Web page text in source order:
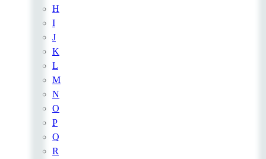
H
I
J
K
L
M
N
O
P
Q
R